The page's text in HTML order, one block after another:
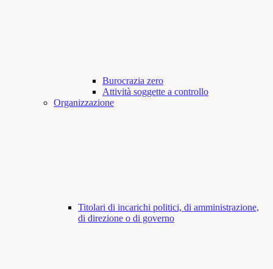
Burocrazia zero
Attività soggette a controllo
Organizzazione
Titolari di incarichi politici, di amministrazione,
di direzione o di governo